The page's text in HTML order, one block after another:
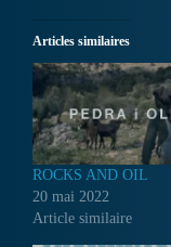
Articles similaires
ROCKS AND OIL
20 mai 2022
Article similaire